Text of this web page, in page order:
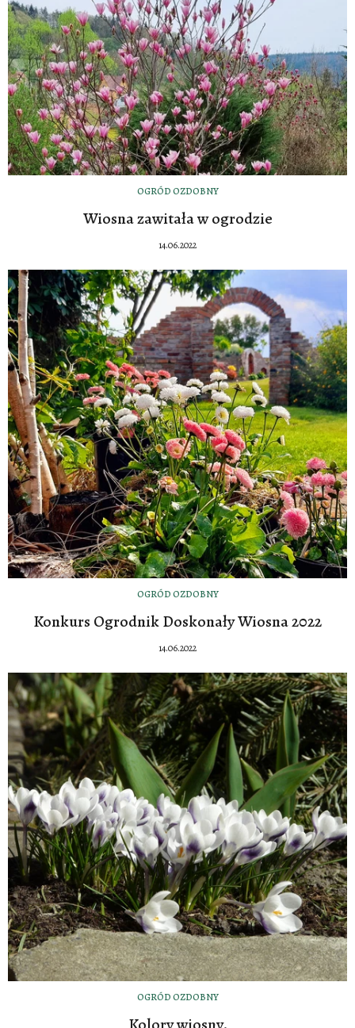
OGRÓD OZDOBNY
Wiosna zawitała w ogrodzie
14.06.2022
OGRÓD OZDOBNY
Konkurs Ogrodnik Doskonały Wiosna 2022
14.06.2022
OGRÓD OZDOBNY